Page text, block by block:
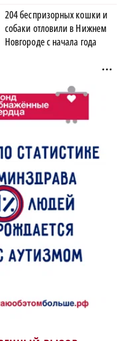
204 беспризорных кошки и
собаки отловили в Нижнем
Новгороде с начала года